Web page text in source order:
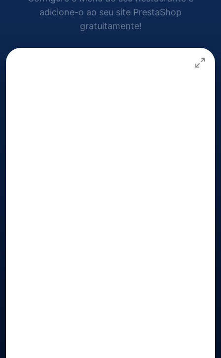
adicione-o ao seu site PrestaShop
gratuitamente!